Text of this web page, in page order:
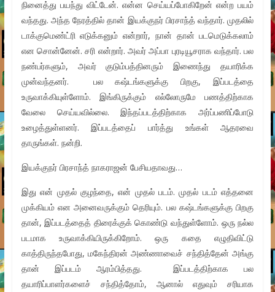
நினைத்து பயந்து விட்டேன். என்ன செய்யப்போகிறேன் என்ற பயம்
வந்தது. அந்த நேரத்தில் தான் இயக்குநர் பிரசாந்த் வந்தார். முதலில்
டாக்குமெண்ட்ரி எடுக்கனும் என்றார், நான் தான் படமெடுக்கலாம்
என சொன்னேன். சரி என்றார். அவர் அப்பா புரடியூசராக வந்தார். பல
நண்பர்களும், அவர் குடும்பத்தினரும் இணைந்து தயாரிக்க
முன்வந்தனர். பல கஷ்டங்களுக்கு பிறகு, இப்படத்தை
உருவாக்கியுள்ளோம். இங்கிருக்கும் எல்லோருமே பணத்திற்காக
வேலை செய்யவில்லை. இந்தப்படத்திற்காக அர்ப்பணிப்போடு
உழைத்துள்ளனர். இப்படத்தைப் பார்த்து உங்கள் ஆதரவை
தாருங்கள். நன்றி.
இயக்குநர் பிரசாந்த் நாகராஜன் பேசியதாவது…
இது என் முதல் குழந்தை, என் முதல் படம். முதல் படம் எத்தனை
முக்கியம் என அனைவருக்கும் தெரியும். பல கஷ்டங்களுக்கு பிறகு
தான், இப்படத்தைத் திரைக்குக் கொண்டு வந்துள்ளோம். ஒரு நல்ல
படமாக உருவாக்கியிருக்கிறோம். ஒரு கதை எழுதிவிட்டு
காத்திருந்தபோது, மகேந்திரன் அண்ணாவைச் சந்தித்தேன் அங்கு
தான் இப்படம் ஆரம்பித்தது. இப்படத்திற்காக பல
தயாரிப்பாளர்களைச் சந்தித்தோம், ஆனால் எதுவும் சரியாக